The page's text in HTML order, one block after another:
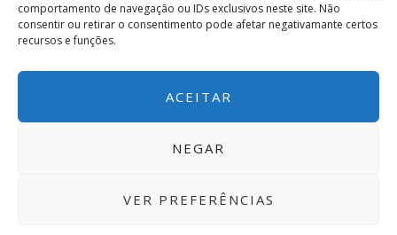
comportamento de navegação ou IDs exclusivos neste site. Não
consentir ou retirar o consentimento pode afetar negativamante certos
recursos e funções.
ACEITAR
NEGAR
VER PREFERÊNCIAS